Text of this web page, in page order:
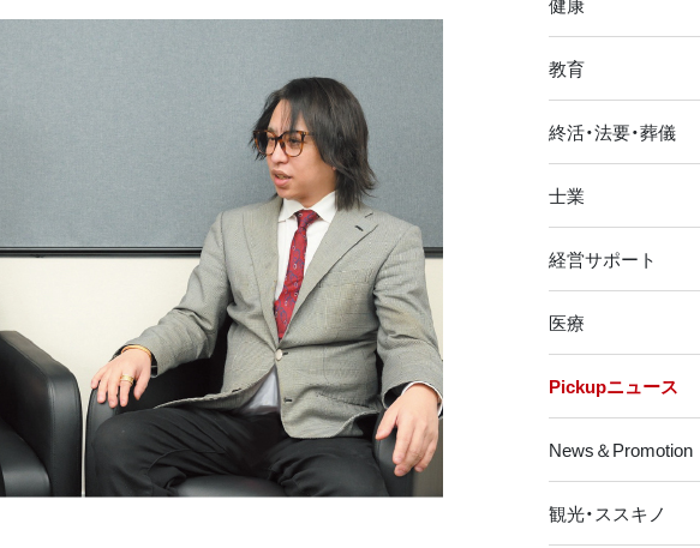
教育
終活・法要・葬儀
士業
経営サポート
医療
Pickupニュース
News＆Promotion
観光・ススキノ